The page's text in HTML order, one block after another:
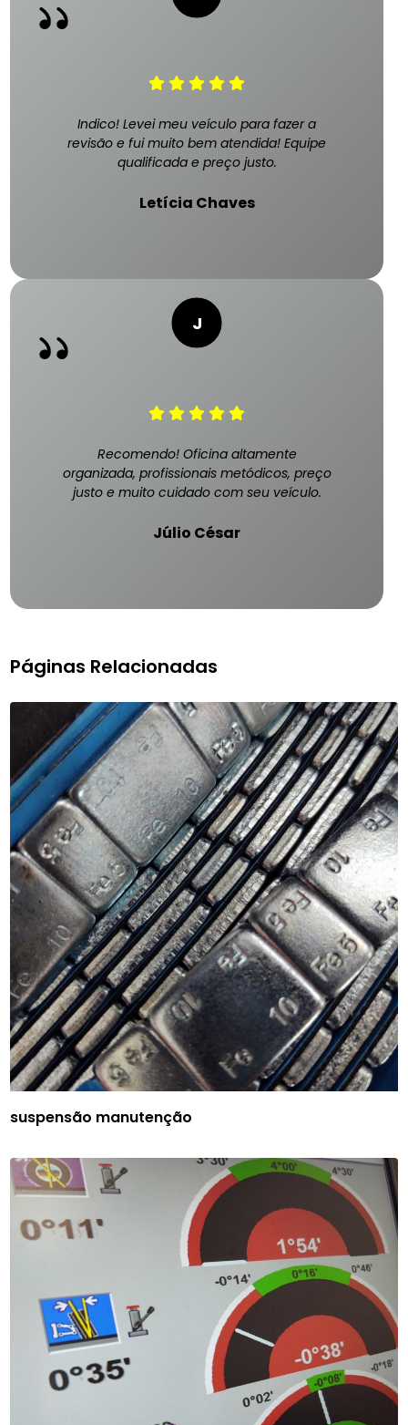
Indico! Levei meu veículo para fazer a
revisão e fui muito bem atendida! Equipe
qualificada e preço justo.
Letícia Chaves
Recomendo! Oficina altamente
organizada, profissionais metódicos, preço
justo e muito cuidado com seu veículo.
Júlio César
Páginas Relacionadas
suspensão manutenção